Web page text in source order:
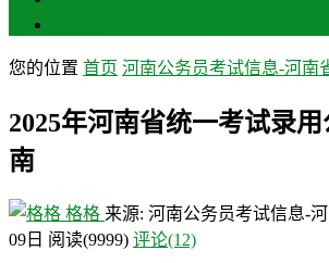
您的位置 首页 河南公务员考试信息-河南
2025年河南省统一考试录
南
格格 来源: 河南公务员考试信息-
09日 阅读(9999) 评论(12)